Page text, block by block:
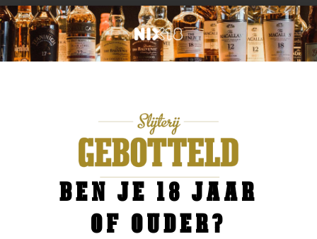
BEN JE 18 JAAR
OF OUDER?